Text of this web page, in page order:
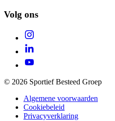
Volg ons
© 2026 Sportief Besteed Groep
Algemene voorwaarden
Cookiebeleid
Privacyverklaring